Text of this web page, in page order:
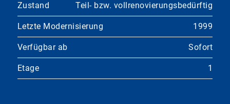
Zustand Teil- bzw. vollrenovierungsbedürftig
Letzte Modernisierung 1999
Verfügbar ab Sofort
Etage 1